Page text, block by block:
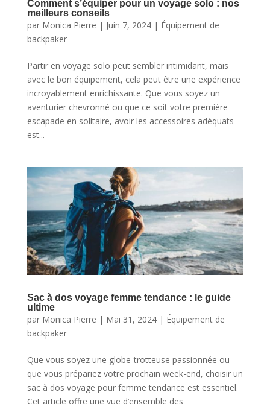
Comment s’équiper pour un voyage solo : nos
meilleurs conseils
par Monica Pierre | Juin 7, 2024| Équipement de
backpaker
Partir en voyage solo peut sembler intimidant, mais
avec le bon équipement, cela peut être une expérience
incroyablement enrichissante. Que vous soyez un
aventurier chevronné ou que ce soit votre première
escapade en solitaire, avoir les accessoires adéquats
est...
Sac à dos voyage femme tendance : le guide
ultime
par Monica Pierre | Mai 31, 2024| Équipement de
backpaker
Que vous soyez une globe-trotteuse passionnée ou
que vous prépariez votre prochain week-end, choisir un
sac à dos voyage pour femme tendance est essentiel.
Cet article offre une vue d’ensemble des